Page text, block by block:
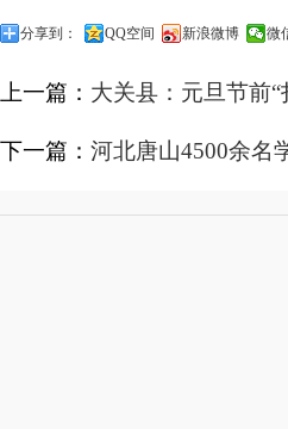
分享到： QQ空间 新浪微博 微
上一篇： 大关县：元旦节前
下一篇： 河北唐山4500余名